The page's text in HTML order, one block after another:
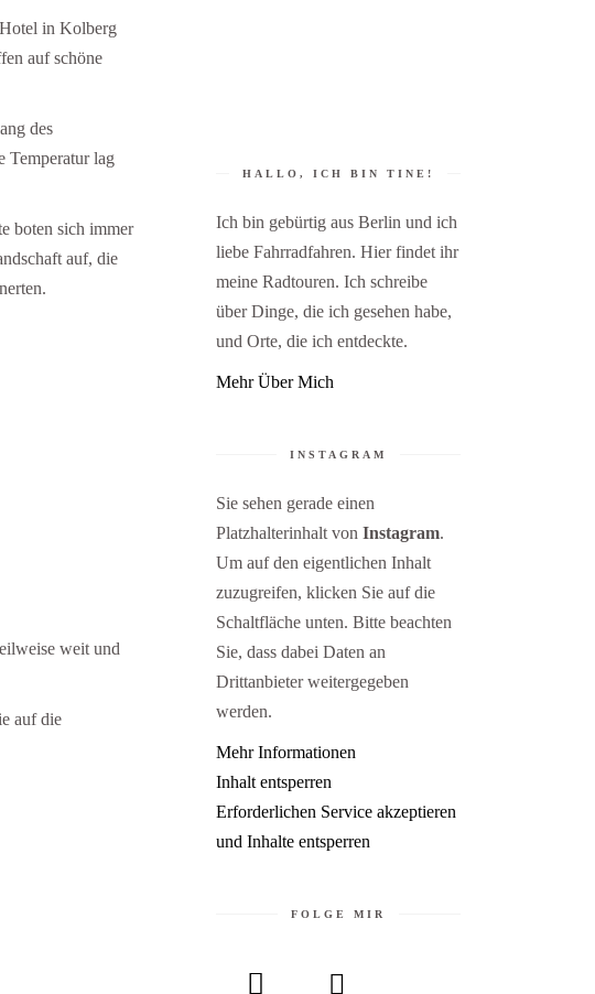
in Kolberg
auf schöne
des
Temperatur lag
boten sich immer
auf, die
weit und
auf die
HALLO, ICH BIN TINE!
Ich bin gebürtig aus Berlin und ich
liebe Fahrradfahren. Hier findet ihr
meine Radtouren. Ich schreibe
über Dinge, die ich gesehen habe,
und Orte, die ich entdeckte.
Mehr Über Mich
INSTAGRAM
Sie sehen gerade einen
Platzhalterinhalt von Instagram.
Um auf den eigentlichen Inhalt
zuzugreifen, klicken Sie auf die
Schaltfläche unten. Bitte beachten
Sie, dass dabei Daten an
Drittanbieter weitergegeben
werden.
Mehr Informationen
Inhalt entsperren
Erforderlichen Service akzeptieren
und Inhalte entsperren
FOLGE MIR